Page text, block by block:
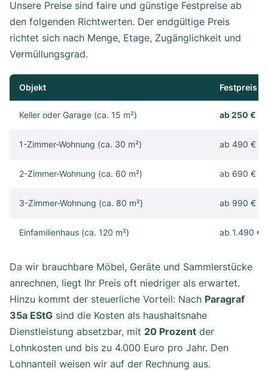
Unsere Preise sind faire und günstige Festpreise ab
den folgenden Richtwerten. Der endgültige Preis
richtet sich nach Menge, Etage, Zugänglichkeit und
Vermüllungsgrad.
Objekt Festpreis
Keller oder Garage (ca. 15 m²) ab 250 €
1-Zimmer-Wohnung (ca. 30 m²) ab 490 €
2-Zimmer-Wohnung (ca. 60 m²) ab 690 €
3-Zimmer-Wohnung (ca. 80 m²) ab 990 €
Einfamilienhaus (ca. 120 m²) ab 1.490 €
Da wir brauchbare Möbel, Geräte und Sammlerstücke
anrechnen, liegt Ihr Preis oft niedriger als erwartet.
Hinzu kommt der steuerliche Vorteil: Nach Paragraf
35a EStG sind die Kosten als haushaltsnahe
Dienstleistung absetzbar, mit 20 Prozent der
Lohnkosten und bis zu 4.000 Euro pro Jahr. Den
Lohnanteil weisen wir auf der Rechnung aus.